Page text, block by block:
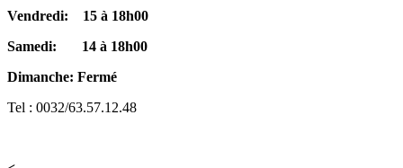
Vendredi: 15 à 18h00
Samedi: 14 à 18h00
Dimanche: Fermé
Tel : 0032/63.57.12.48